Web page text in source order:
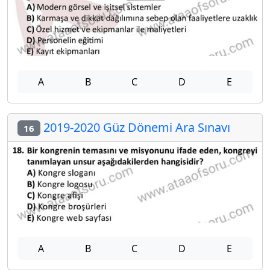
A B C D E
16 2019-2020 Güz Dönemi Ara Sınavı
A B C D E